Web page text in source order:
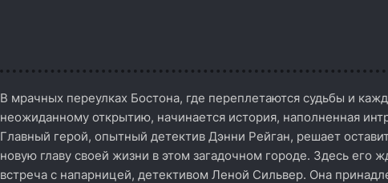
В мрачных переулках Бостона, где переплетаются судьбы и
неожиданному открытию, начинается история, наполненная
Главный герой, опытный детектив Дэнни Рейган, решает
новую главу своей жизни в этом загадочном городе. Здесь его
встреча с напарницей, детективом Леной Сильвер. Она